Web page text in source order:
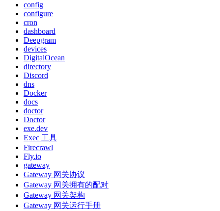
config
configure
cron
dashboard
Deepgram
devices
DigitalOcean
directory
Discord
dns
Docker
docs
doctor
Doctor
exe.dev
Exec 工具
Firecrawl
Fly.io
gateway
Gateway 网关协议
Gateway 网关拥有的配对
Gateway 网关架构
Gateway 网关运行手册